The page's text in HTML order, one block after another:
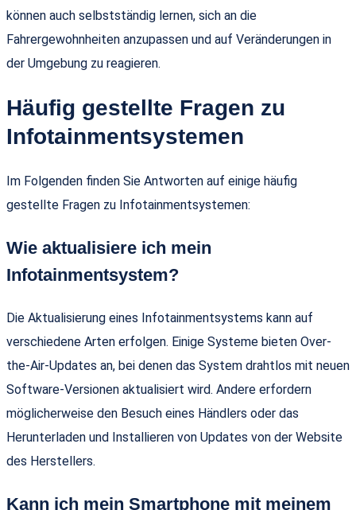
können auch selbstständig lernen, sich an die
Fahrergewohnheiten anzupassen und auf Veränderungen in
der Umgebung zu reagieren.
Häufig gestellte Fragen zu
Infotainmentsystemen
Im Folgenden finden Sie Antworten auf einige häufig
gestellte Fragen zu Infotainmentsystemen:
Wie aktualisiere ich mein
Infotainmentsystem?
Die Aktualisierung eines Infotainmentsystems kann auf
verschiedene Arten erfolgen. Einige Systeme bieten Over-
the-Air-Updates an, bei denen das System drahtlos mit neuen
Software-Versionen aktualisiert wird. Andere erfordern
möglicherweise den Besuch eines Händlers oder das
Herunterladen und Installieren von Updates von der Website
des Herstellers.
Kann ich mein Smartphone mit meinem